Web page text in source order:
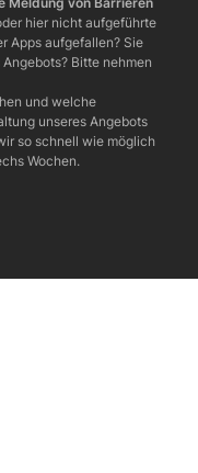
hier nicht aufgeführte
Apps aufgefallen? Sie
Bitte nehmen
und welche
unseres Angebots
so schnell wie möglich
Wochen.